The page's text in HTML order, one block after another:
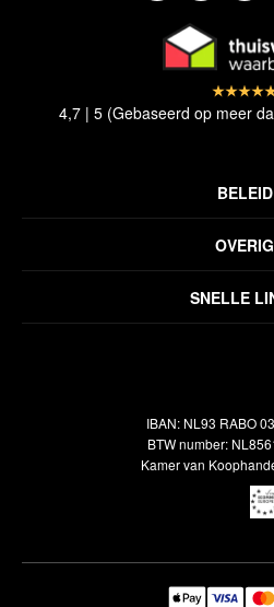
SNELLE
OVERIG
Inspiratie
Veelgestelde vragen
BELEID
Disclaimer
Verzendbeleid
4,7 | 5 (Gebaseerd op meer
IBAN: NL93 RABO
BTW number:
Kamer van